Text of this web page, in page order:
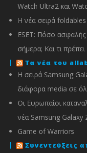
Watch Ultra2 και
Η νέα σειρά
ESET: Πόσο
σήμερα; Και τι
Τα νέα του
Η σειρά Samsung
διάφορα media σε
Οι Ευρωπαίοι
νέα Samsung Galaxy
Game of Warriors
Συνεντεύξεις